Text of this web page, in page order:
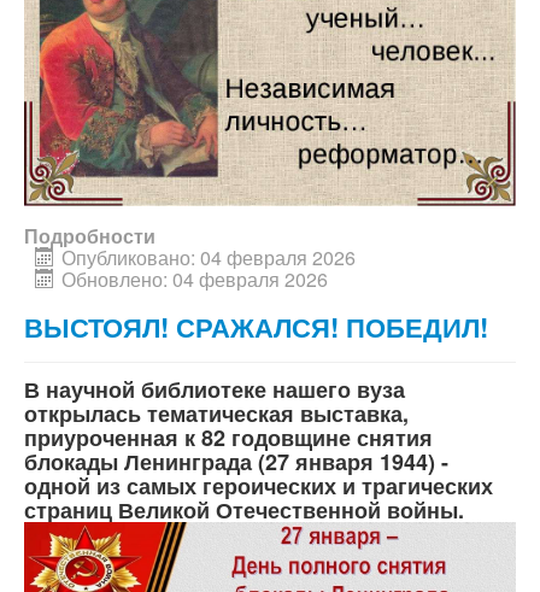
Подробности
Опубликовано: 04 февраля 2026
Обновлено: 04 февраля 2026
ВЫСТОЯЛ! СРАЖАЛСЯ! ПОБЕДИЛ!
В научной библиотеке нашего вуза
открылась тематическая выставка,
приуроченная к 82 годовщине снятия
блокады Ленинграда (27 января 1944) -
одной из самых героических и трагических
страниц Великой Отечественной войны.